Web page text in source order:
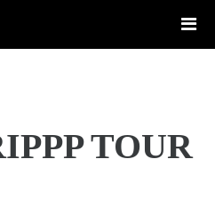
TOUR